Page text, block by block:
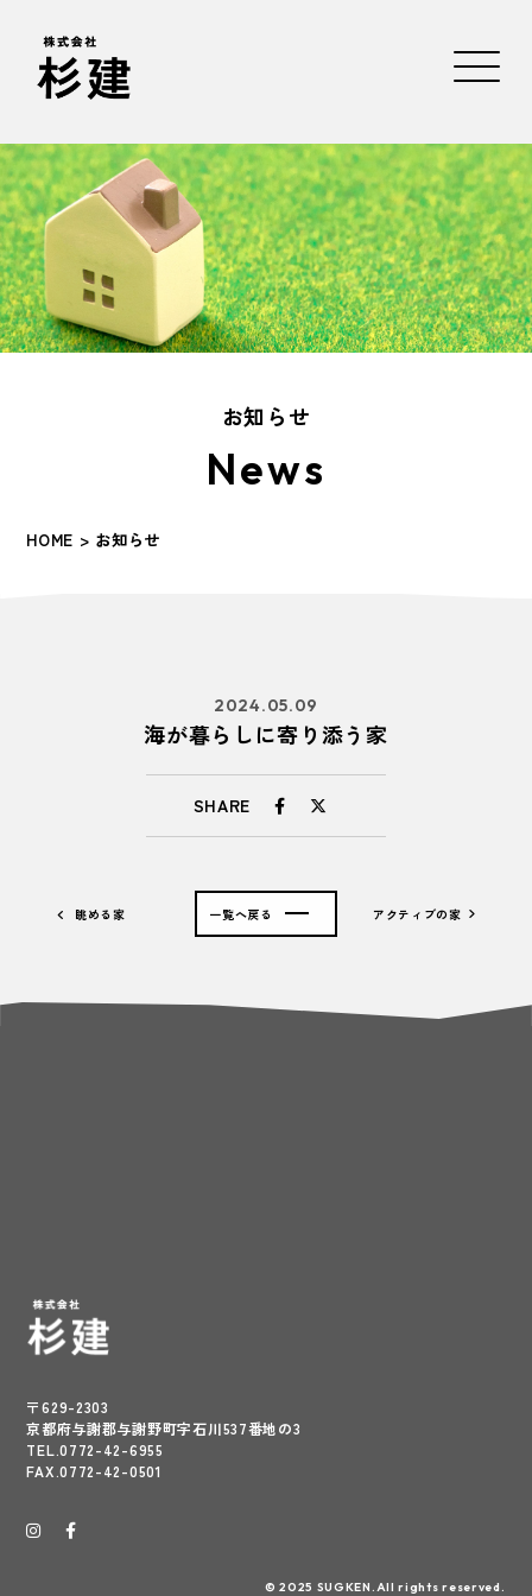
お知らせ
News
HOME > お知らせ
2024.05.09
海が暮らしに寄り添う家
SHARE
眺める家 アクティブの家
一覧へ戻る
〒629-2303
京都府与謝郡与謝野町字石川537番地の3
TEL.0772-42-6955
FAX.0772-42-0501
© 2025 SUGKEN.All rights reserved.